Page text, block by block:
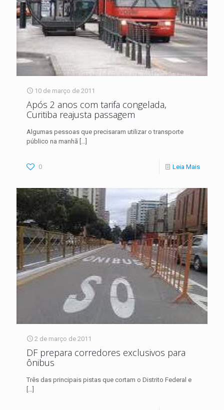
10 de março de 2011
Após 2 anos com tarifa congelada,
Curitiba reajusta passagem
Algumas pessoas que precisaram utilizar o transporte
público na manhã […]
0 Leia Mais
2 de março de 2011
DF prepara corredores exclusivos para
ônibus
Três das principais pistas que cortam o Distrito Federal e